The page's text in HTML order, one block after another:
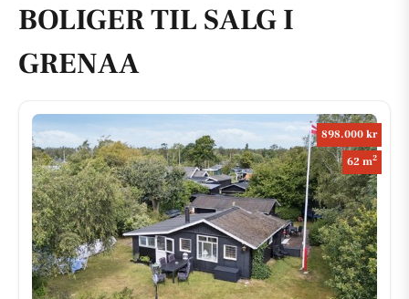
BOLIGER TIL SALG I
GRENAA
898.000 kr
62 m2